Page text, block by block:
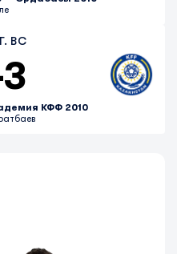
ВС
3
КФФ 2010